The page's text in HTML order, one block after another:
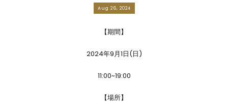
Aug 26, 2024
【期間】
2024年9月1日(日)
11:00~19:00
【場所】